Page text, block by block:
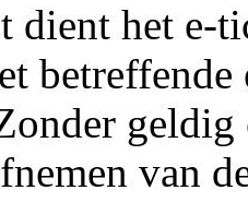
dient het e-
geldig
van